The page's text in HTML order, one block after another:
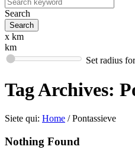
Search
x km
km
Set radius
Tag Archives:
Siete qui: Home / Pontassieve
Nothing Found